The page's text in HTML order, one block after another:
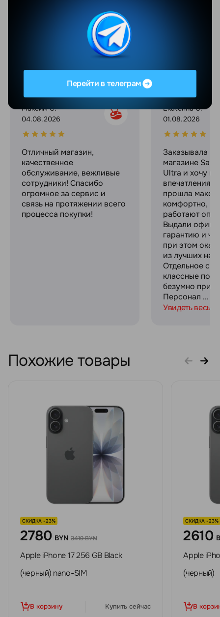
Все отзывы
Максим С.
04.08.2026
Отличный магазин,
качественное
обслуживание, вежливые
сотрудники! Спасибо
огромное за сервис и
связь на протяжении всего
процесса покупки!
Ekaterina C.
01.08.2026
Заказывала в
магазине
Ultra и хочу
прошла
комфортно,
работают
Выдали
гарантию и
при этом
из лучших на
Отдельное
классные
безумно
Персонал ...
Увидеть весь
Похожие товары
СКИДКА -23%
2780 BYN 3419 BYN
Apple iPhone 17 256 GB Black
(черный) nano-SIM
В корзину Купить сейчас
СКИДКА -23%
2610
Apple
(черный)
В
Перейти в телеграм